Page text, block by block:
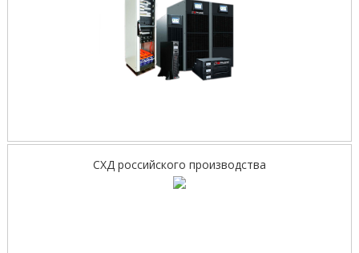
СХД российского производства